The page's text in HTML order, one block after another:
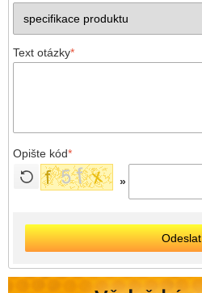
Text otázky*
Opište kód*
»
Odeslat